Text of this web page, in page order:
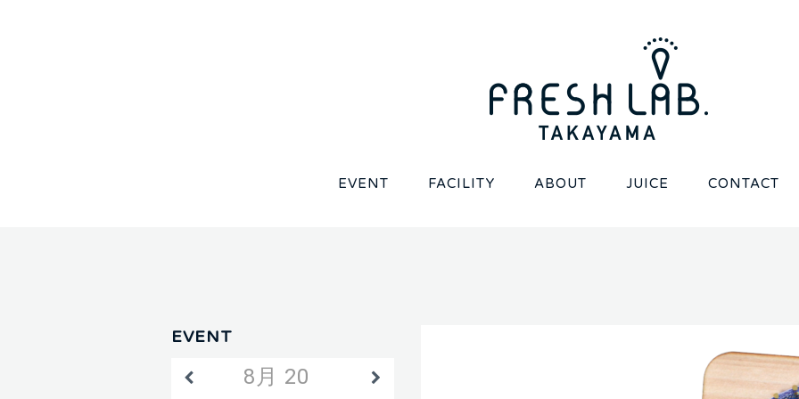
EVENT FACILITY ABOUT JUICE CONTACT
EVENT
8月 2026